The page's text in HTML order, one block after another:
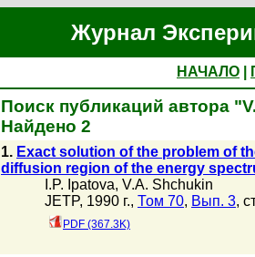
Журнал
НАЧАЛО
Поиск публикаций автора
Найдено 2
1. Exact solution of the problem of
diffusion region of the energy
I.P. Ipatova, V.A. Shchukin
JETP, 1990 г., Том 70, Вып. 3,
PDF (367.3K)